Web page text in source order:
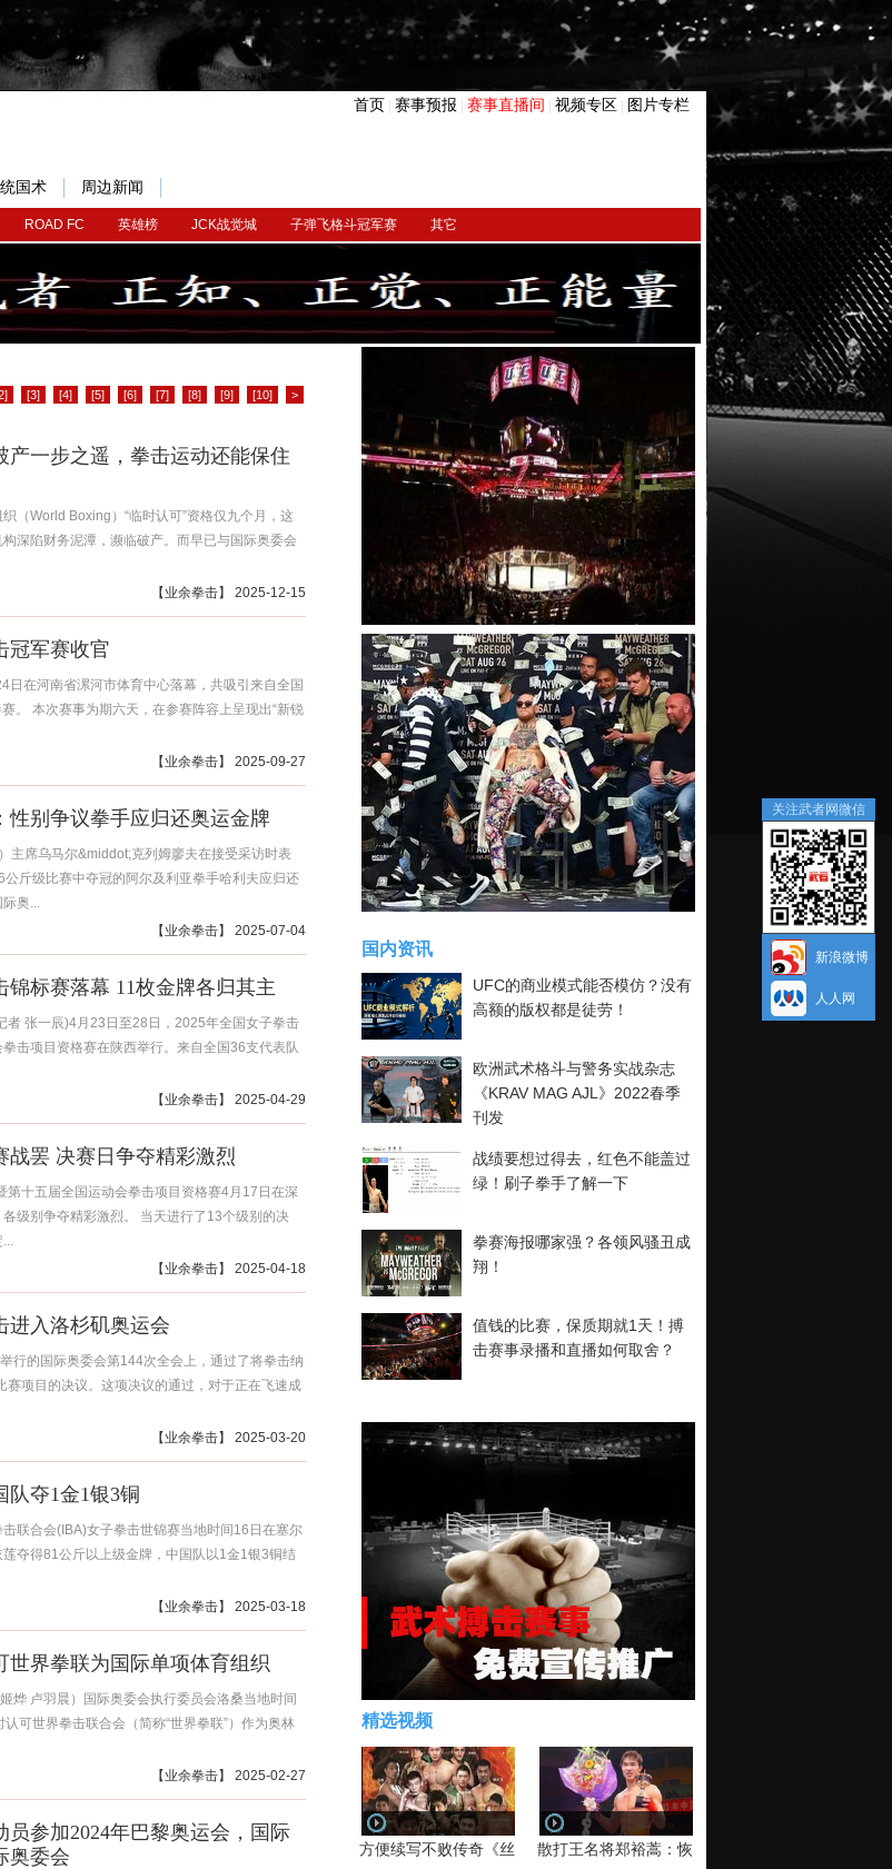
首页 赛事预报 赛事直播间 视频专区 图片专栏
ROAD FC 英雄榜 JCK战觉城 子弹飞格斗冠军赛 其它
国术 周边新闻
[3] [4] [5] [6] [7] [8] [9] [10] >
产一步之遥，拳击运动还能保住
（World Boxing）“临时认可”资格仅九个月，这
深陷财务泥潭，濒临破产。而早已与国际奥委会
【业余拳击】 2025-12-15
冠军赛收官
日在河南省漯河市体育中心落幕，共吸引来自全国
。 本次赛事为期六天，在参赛阵容上呈现出“新锐
【业余拳击】 2025-09-27
性别争议拳手应归还奥运金牌
主席乌马尔&middot;克列姆廖夫在接受采访时表
斤级比赛中夺冠的阿尔及利亚拳手哈利夫应归还
奥...
【业余拳击】 2025-07-04
锦标赛落幕 11枚金牌各归其主
者 张一辰)4月23日至28日，2025年全国女子拳击
击项目资格赛在陕西举行。来自全国36支代表队
【业余拳击】 2025-04-29
战罢 决赛日争夺精彩激烈
第十五届全国运动会拳击项目资格赛4月17日在深
级别争夺精彩激烈。 当天进行了13个级别的决
...
【业余拳击】 2025-04-18
进入洛杉矶奥运会
行的国际奥委会第144次全会上，通过了将拳击纳
赛项目的决议。这项决议的通过，对于正在飞速成
【业余拳击】 2025-03-20
队夺1金1银3铜
联合会(IBA)女子拳击世锦赛当地时间16日在塞尔
夺得81公斤以上级金牌，中国队以1金1银3铜结
【业余拳击】 2025-03-18
世界拳联为国际单项体育组织
烨 卢羽晨）国际奥委会执行委员会洛桑当地时间
可世界拳击联合会（简称“世界拳联”）作为奥林
【业余拳击】 2025-02-27
员参加2024年巴黎奥运会，国际
奥委会
国内资讯
UFC的商业模式能否模仿？没有
高额的版权都是徒劳！
欧洲武术格斗与警务实战杂志
《KRAV MAG AJL》2022春季
刊发
战绩要想过得去，红色不能盖过
绿！刷子拳手了解一下
拳赛海报哪家强？各领风骚丑成
翔！
值钱的比赛，保质期就1天！搏
击赛事录播和直播如何取舍？
精选视频
方便续写不败传奇《丝路英雄》太原站全场视频
散打王名将郑裕蒿：恢复训练 有望回归擂台
关注武者网微信
新浪微博
人人网